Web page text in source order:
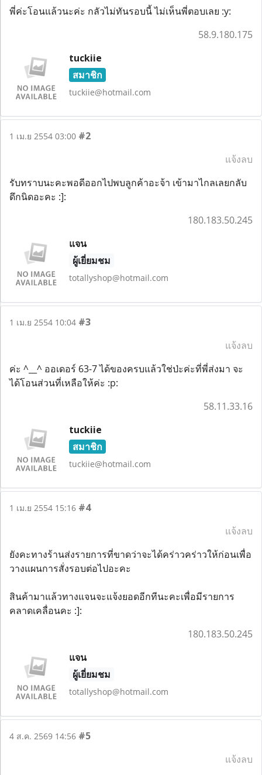
พี่ค่ะโอนแล้วนะค่ะ กลัวไม่ทันรอบนี้ ไม่เห็นพี่ตอบเลย :y:
58.9.180.175
tuckiie
สมาชิก
tuckiie@hotmail.com
1 เม.ย 2554 03:00 #2
แจ้งลบ
รับทราบนะคะพอดีออกไปพบลูกค้าอะจ้า เข้ามาไกลเลยกลับ
ดึกนิดอะคะ :]:
180.183.50.245
แจน
ผู้เยี่ยมชม
totallyshop@hotmail.com
1 เม.ย 2554 10:04 #3
แจ้งลบ
ค่ะ ^__^ ออเดอร์ 63-7 ได้ของครบแล้วใช่ป่ะค่ะที่พี่ส่งมา จะ
ได้โอนส่วนที่เหลือให้ค่ะ :p:
58.11.33.16
tuckiie
สมาชิก
tuckiie@hotmail.com
1 เม.ย 2554 15:16 #4
แจ้งลบ
ยังคะทางร้านส่งรายการที่ขาดว่าจะได้คร่าวคร่าวให้ก่อนเพื่อ
วางแผนการสั่งรอบต่อไปอะคะ
สินค้ามาแล้วทางแจนจะแจ้งยอดอีกทีนะคะเพื่อมีรายการ
คลาดเคลื่อนคะ :]:
180.183.50.245
แจน
ผู้เยี่ยมชม
totallyshop@hotmail.com
4 ส.ค. 2569 14:56 #5
แจ้งลบ